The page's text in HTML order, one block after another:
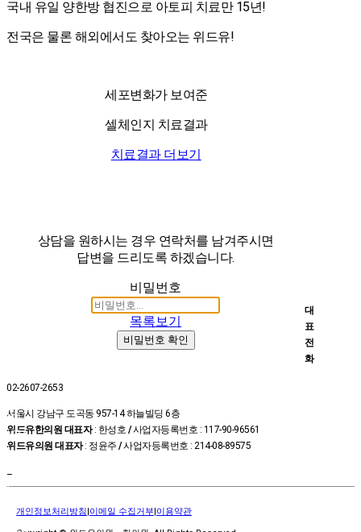
국내 유일 양한방 협진으로 아토피 치료만 15년!
전국은 물론 해외에서도 찾아오는 위드유!
세포변화가 보여준
셀체인지 치료결과
치료결과 더보기
상담을 원하시는 경우 연락처를 남겨주시면
답변을 드리도록 하겠습니다.
비밀번호
목록보기
비밀번호 확인
대
표
전
화
02-2607-2653
서울시 강남구 도곡동 957-14 하늘빌딩 6층
위드유한의원 대표자: 한성호 /사업자등록번호 : 117-90-96561
위드유의원 대표자: 정윤주 /사업자등록번호 : 214-08-89575
–
개인정보처리방침|이메일 수집거부|이용약관
예약
상담신
청